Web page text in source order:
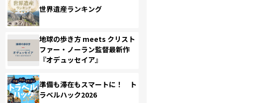
世界遺産ランキング
地球の歩き方 meets クリスト
ファー・ノーラン監督最新作
『オデュッセイア』
準備も滞在もスマートに！ ト
ラベルハック2026